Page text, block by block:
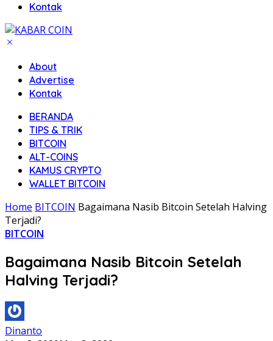
Kontak
About
Advertise
Kontak
BERANDA
TIPS & TRIK
BITCOIN
ALT-COINS
KAMUS CRYPTO
WALLET BITCOIN
Home BITCOIN Bagaimana Nasib Bitcoin Setelah Halving
Terjadi?
BITCOIN
Bagaimana Nasib Bitcoin Setelah
Halving Terjadi?
Dinanto